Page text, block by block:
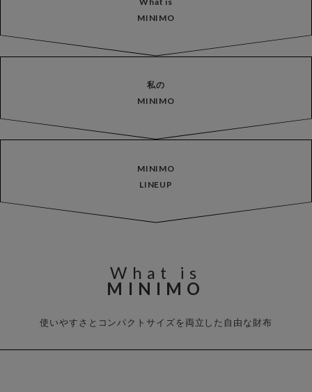
MINIMO
私の
MINIMO
MINIMO
LINEUP
What is
MINIMO
使いやすさとコンパクトサイズを両立した自由な財布